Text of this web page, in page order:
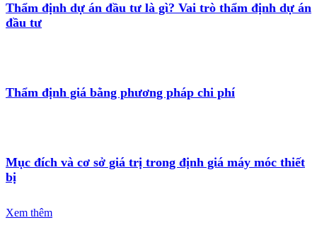
Thẩm định dự án đầu tư là gì? Vai trò thẩm định dự án
đầu tư
Thẩm định giá bằng phương pháp chi phí
Mục đích và cơ sở giá trị trong định giá máy móc thiết
bị
Xem thêm